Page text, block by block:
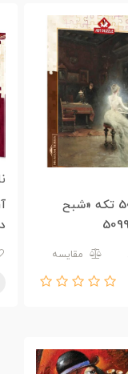
آرت پازل 500 تکه «شبح
مقایسه